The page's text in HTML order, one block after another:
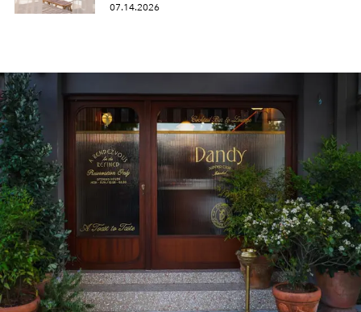
07.14.2026